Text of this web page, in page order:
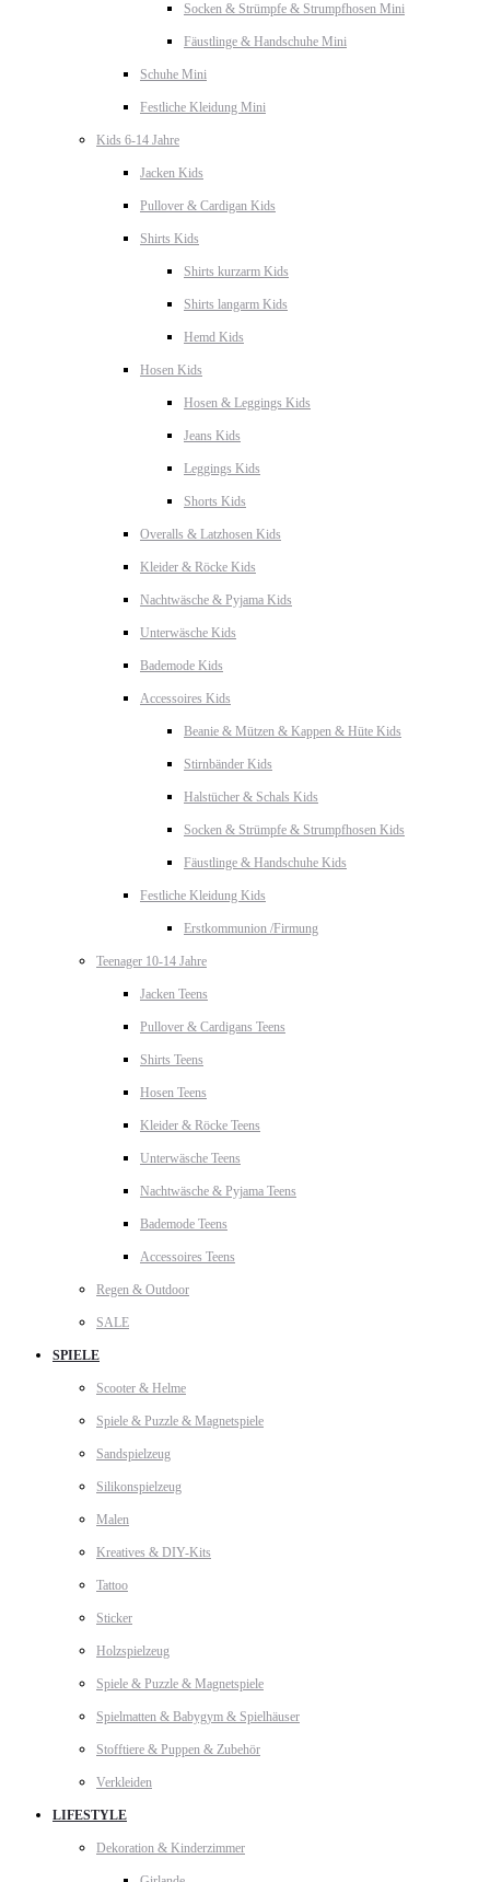
Socken & Strümpfe & Strumpfhosen Mini
Fäustlinge & Handschuhe Mini
Schuhe Mini
Festliche Kleidung Mini
Kids 6-14 Jahre
Jacken Kids
Pullover & Cardigan Kids
Shirts Kids
Shirts kurzarm Kids
Shirts langarm Kids
Hemd Kids
Hosen Kids
Hosen & Leggings Kids
Jeans Kids
Leggings Kids
Shorts Kids
Overalls & Latzhosen Kids
Kleider & Röcke Kids
Nachtwäsche & Pyjama Kids
Unterwäsche Kids
Bademode Kids
Accessoires Kids
Beanie & Mützen & Kappen & Hüte Kids
Stirnbänder Kids
Halstücher & Schals Kids
Socken & Strümpfe & Strumpfhosen Kids
Fäustlinge & Handschuhe Kids
Festliche Kleidung Kids
Erstkommunion /Firmung
Teenager 10-14 Jahre
Jacken Teens
Pullover & Cardigans Teens
Shirts Teens
Hosen Teens
Kleider & Röcke Teens
Unterwäsche Teens
Nachtwäsche & Pyjama Teens
Bademode Teens
Accessoires Teens
Regen & Outdoor
SALE
SPIELE
Scooter & Helme
Spiele & Puzzle & Magnetspiele
Sandspielzeug
Silikonspielzeug
Malen
Kreatives & DIY-Kits
Tattoo
Sticker
Holzspielzeug
Spiele & Puzzle & Magnetspiele
Spielmatten & Babygym & Spielhäuser
Stofftiere & Puppen & Zubehör
Verkleiden
LIFESTYLE
Dekoration & Kinderzimmer